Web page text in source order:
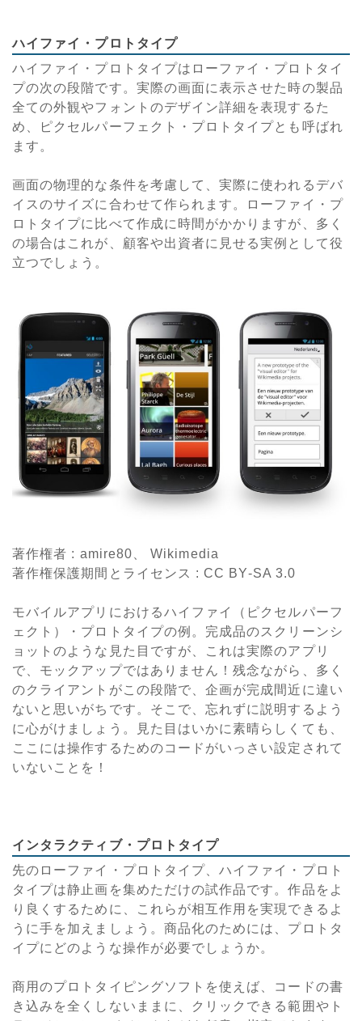
ハイファイ・プロトタイプ
ハイファイ・プロトタイプはローファイ・プロトタイ
プの次の段階です。実際の画面に表示させた時の製品
全ての外観やフォントのデザイン詳細を表現するた
め、ピクセルパーフェクト・プロトタイプとも呼ばれ
ます。
画面の物理的な条件を考慮して、実際に使われるデバ
イスのサイズに合わせて作られます。ローファイ・プ
ロトタイプに比べて作成に時間がかかりますが、多く
の場合はこれが、顧客や出資者に見せる実例として役
立つでしょう。
著作権者 : amire80、 Wikimedia
著作権保護期間とライセンス : CC BY-SA 3.0
モバイルアプリにおけるハイファイ（ピクセルパーフ
ェクト）・プロトタイプの例。完成品のスクリーンシ
ョットのような見た目ですが、これは実際のアプリ
で、モックアップではありません！残念ながら、多く
のクライアントがこの段階で、企画が完成間近に違い
ないと思いがちです。そこで、忘れずに説明するよう
に心がけましょう。見た目はいかに素晴らしくても、
ここには操作するためのコードがいっさい設定されて
いないことを！
インタラクティブ・プロトタイプ
先のローファイ・プロトタイプ、ハイファイ・プロト
タイプは静止画を集めただけの試作品です。作品をよ
り良くするために、これらが相互作用を実現できるよ
うに手を加えましょう。商品化のためには、プロトタ
イプにどのような操作が必要でしょうか。
商用のプロトタイピングソフトを使えば、コードの書
き込みを全くしないままに、クリックできる範囲やト